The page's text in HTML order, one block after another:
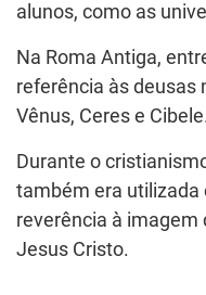
alunos, como as
Na Roma Antiga,
referência às deusas
Vênus, Ceres e
Durante o
também era utilizada
reverência à imagem
Jesus Cristo.